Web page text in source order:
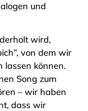
und
wird,
von dem wir
lassen können.
Song zum
– wir haben
dass wir